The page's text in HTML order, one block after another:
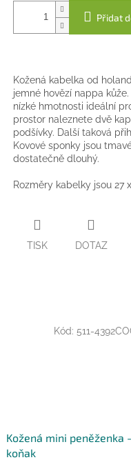
Přidat
Kožená kabelka od
jemné hovězí nappa
nízké hmotnosti ideální
prostor naleznete dvě
podšívky. Další taková
Kovové sponky jsou
dostatečně dlouhý.
Rozměry kabelky jsou 27
TISK DOTAZ
Kožená mini peněženka -
koňak
Kód:511-